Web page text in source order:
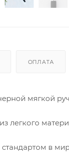
ОПЛАТА
мягкой
легкого
в